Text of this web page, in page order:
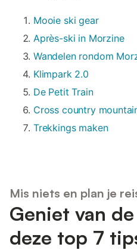
Mooie ski gear
Après-ski in Morzine
Wandelen rondom
Klimpark 2.0
De Petit Train
Cross country
Trekkings maken
Mis niets en plan je
Geniet van
deze top 7